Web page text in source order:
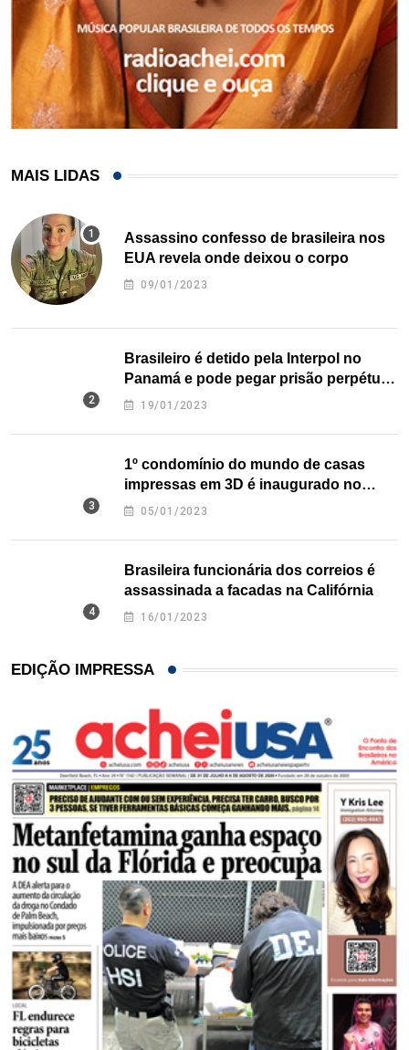
MAIS LIDAS
Assassino confesso de brasileira nos
EUA revela onde deixou o corpo
09/01/2023
Brasileiro é detido pela Interpol no
Panamá e pode pegar prisão perpétua
nos EUA
19/01/2023
1º condomínio do mundo de casas
impressas em 3D é inaugurado no
Texas
05/01/2023
Brasileira funcionária dos correios é
assassinada a facadas na Califórnia
16/01/2023
EDIÇÃO IMPRESSA